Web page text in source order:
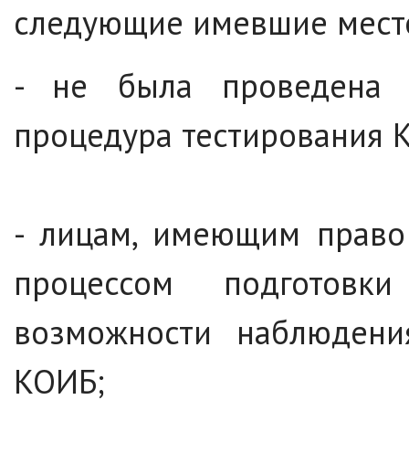
следующие имевшие
- не была проведена
процедура
- лицам, имеющим право
процессом
возможности
КОИБ;